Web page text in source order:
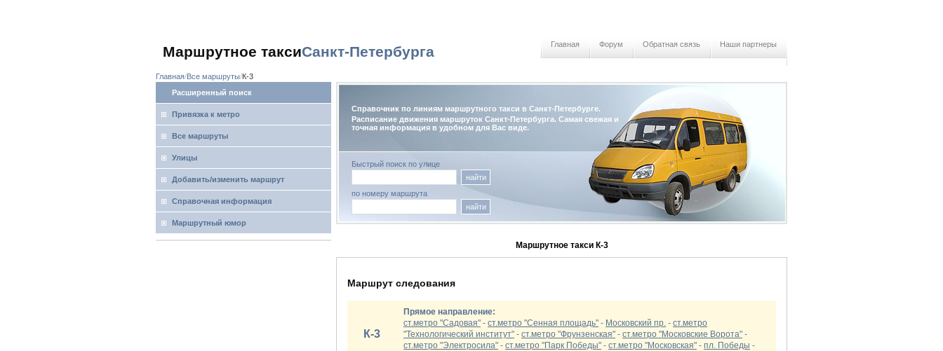
Маршрутное таксиСанкт-Петербурга Главная Форум Обратная связь Наши партнеры
Главная Все маршруты К-3
Расширенный поиск
Привязка к метро
Все маршруты
Улицы
Добавить/изменить маршрут
Справочная информация
Маршрутный юмор
Справочник по линиям маршрутного такси в Санкт-Петербурге.
Расписание движения маршруток Санкт-Петербурга. Самая свежая и
точная информация в удобном для Вас виде.
Быстрый поиск по улице
найти
по номеру маршрута
найти
Маршрутное такси К-3
Маршрут следования
К-3
Прямое направление:
ст.метро "Садовая" - ст.метро "Сенная площадь" - Московский пр. - ст.метро
"Технологический институт" - ст.метро "Фрунзенская" - ст.метро "Московские Ворота" -
ст.метро "Электросила" - ст.метро "Парк Победы" - ст.метро "Московская" - пл. Победы -